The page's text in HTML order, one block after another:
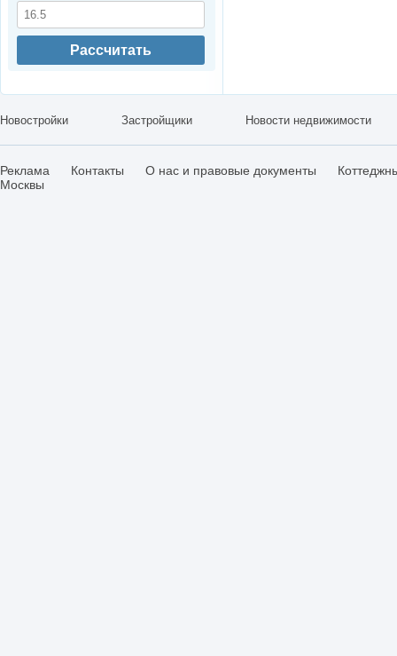
Рассчитать
Новостройки Застройщики Новости недвижимости
Реклама Контакты О нас и правовые документы
Москвы